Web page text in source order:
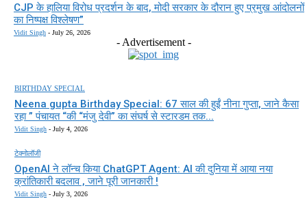
CJP के हालिया विरोध प्रदर्शन के बाद, मोदी सरकार के दौरान हुए प्रमुख आंदोलनों
का निष्पक्ष विश्लेषण”
Vidit Singh - July 26, 2026
- Advertisement -
BIRTHDAY SPECIAL
Neena gupta Birthday Special: 67 साल की हुईं नीना गुप्ता, जाने कैसा
रहा ” पंचायत “की “मंजु देवी” का संघर्ष से स्टारडम तक...
Vidit Singh - July 4, 2026
टेक्नोलॉजी
OpenAI ने लॉन्च किया ChatGPT Agent: AI की दुनिया में आया नया
क्रांतिकारी बदलाव , जाने पूरी जानकारी !
Vidit Singh - July 3, 2026